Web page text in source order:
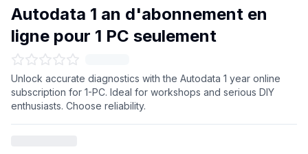
Autodata 1 an d'abonnement en
ligne pour 1 PC seulement
Unlock accurate diagnostics with the Autodata 1 year online
subscription for 1-PC. Ideal for workshops and serious DIY
enthusiasts. Choose reliability.